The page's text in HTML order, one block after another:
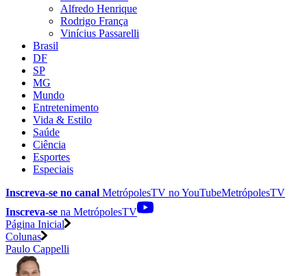
Alfredo Henrique
Rodrigo França
Vinícius Passarelli
Brasil
DF
SP
MG
Mundo
Entretenimento
Vida & Estilo
Saúde
Ciência
Esportes
Especiais
Inscreva-se no canal MetrópolesTV noYouTubeMetrópolesTV
Inscreva-se na MetrópolesTV
Página Inicial
Colunas
Paulo Cappelli